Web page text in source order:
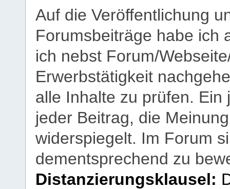
Auf die Veröffentlichung
Forumsbeiträge habe ich
ich nebst Forum/
Erwerbstätigkeit
alle Inhalte zu prüfen.
jeder Beitrag, die
widerspiegelt. Im Forum
dementsprechend zu
Distanzierungsklausel: